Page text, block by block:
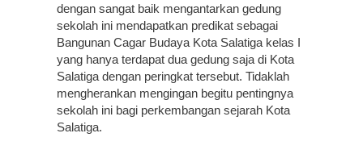
dengan sangat baik mengantarkan gedung
sekolah ini mendapatkan predikat sebagai
Bangunan Cagar Budaya Kota Salatiga kelas I
yang hanya terdapat dua gedung saja di Kota
Salatiga dengan peringkat tersebut. Tidaklah
mengherankan mengingan begitu pentingnya
sekolah ini bagi perkembangan sejarah Kota
Salatiga.